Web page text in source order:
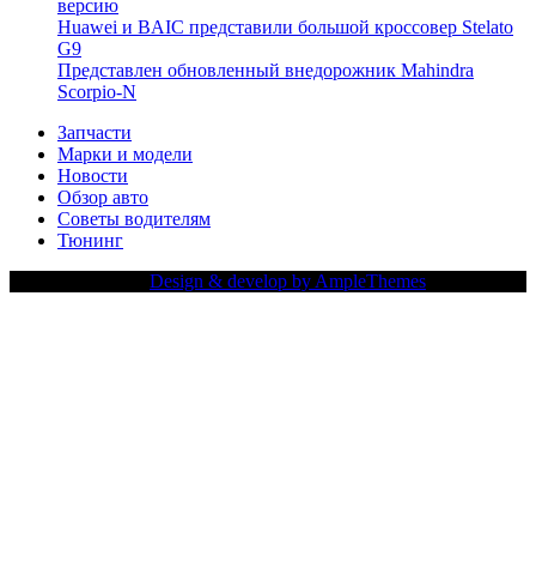
версию
Huawei и BAIC представили большой кроссовер Stelato
G9
Представлен обновленный внедорожник Mahindra
Scorpio-N
Запчасти
Марки и модели
Новости
Обзор авто
Советы водителям
Тюнинг
Design & develop by AmpleThemes